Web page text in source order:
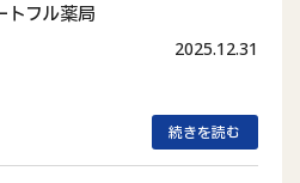
トフル薬局
2025.12.31
続きを読む